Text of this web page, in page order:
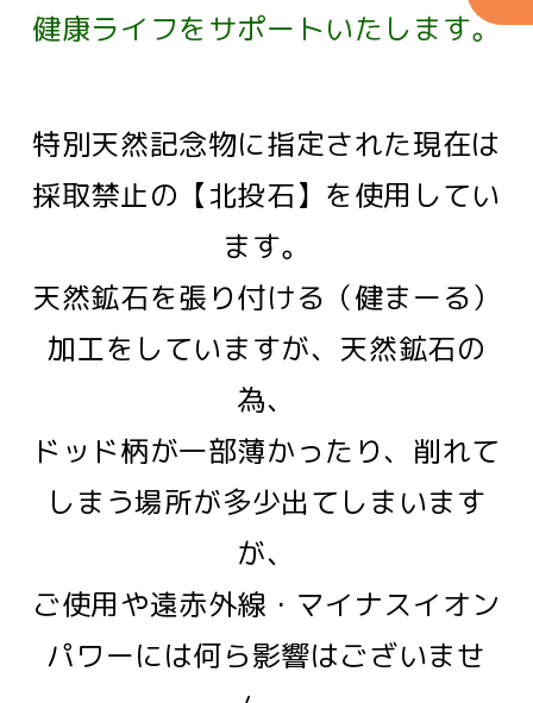
健康ライフをサポートいたします。
特別天然記念物に指定された現在は
採取禁止の【北投石】を使用してい
ます。
天然鉱石を張り付ける（健まーる）
加工をしていますが、天然鉱石の
為、
ドッド柄が一部薄かったり、削れて
しまう場所が多少出てしまいます
が、
ご使用や遠赤外線・マイナスイオン
パワーには何ら影響はございませ